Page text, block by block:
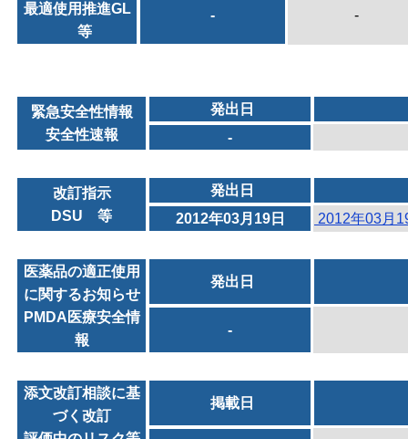
最適使用推進GL
等
- -
緊急安全性情報
安全性速報
発出日
-
改訂指示
DSU 等
発出日
2012年03月19日
2012年03月
医薬品の適正使用
に関するお知らせ
PMDA医療安全情
報
発出日
-
添文改訂相談に基
づく改訂
掲載日